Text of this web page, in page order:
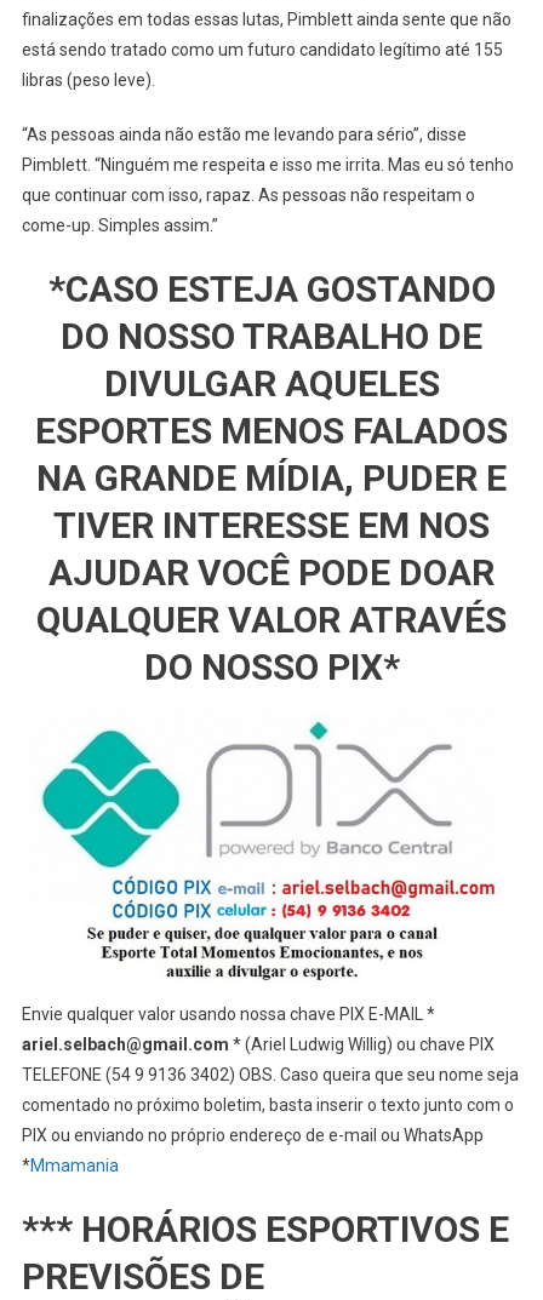
finalizações em todas essas lutas, Pimblett ainda sente que não
está sendo tratado como um futuro candidato legítimo até 155
libras (peso leve).
“As pessoas ainda não estão me levando para sério”, disse
Pimblett. “Ninguém me respeita e isso me irrita. Mas eu só tenho
que continuar com isso, rapaz. As pessoas não respeitam o
come-up. Simples assim.”
*CASO ESTEJA GOSTANDO
DO NOSSO TRABALHO DE
DIVULGAR AQUELES
ESPORTES MENOS FALADOS
NA GRANDE MÍDIA, PUDER E
TIVER INTERESSE EM NOS
AJUDAR VOCÊ PODE DOAR
QUALQUER VALOR ATRAVÉS
DO NOSSO PIX*
Envie qualquer valor usando nossa chave PIX E-MAIL *
ariel.selbach@gmail.com * (Ariel Ludwig Willig) ou chave PIX
TELEFONE (54 9 9136 3402) OBS. Caso queira que seu nome seja
comentado no próximo boletim, basta inserir o texto junto com o
PIX ou enviando no próprio endereço de e-mail ou WhatsApp
*Mmamania
*** HORÁRIOS ESPORTIVOS E
PREVISÕES DE